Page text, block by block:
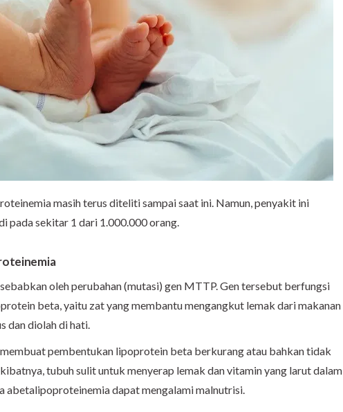
masih terus diteliti sampai saat ini. Namun, penyakit ini
pada sekitar 1 dari 1.000.000 orang.
oleh perubahan (mutasi) gen MTTP. Gen tersebut berfungsi
beta, yaitu zat yang membantu mengangkut lemak dari makanan
dan diolah di hati.
pembentukan lipoprotein beta berkurang atau bahkan tidak
tubuh sulit untuk menyerap lemak dan vitamin yang larut dalam
abetalipoproteinemia dapat mengalami malnutrisi.